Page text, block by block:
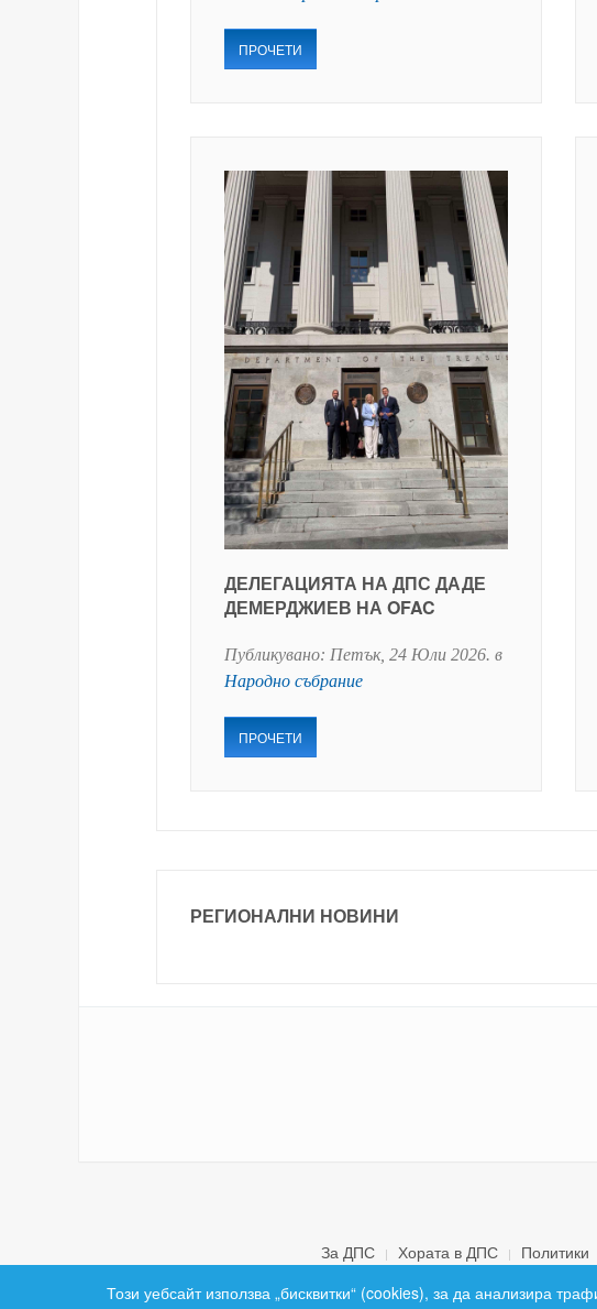
ПРОЧЕТИ
ДЕЛЕГАЦИЯТА НА ДПС ДАДЕ
ДЕМЕРДЖИЕВ НА OFAC
Публикувано: Петък, 24 Юли 2026. в
Народно събрание
ПРОЧЕТИ
РЕГИОНАЛНИ НОВИНИ
За ДПС Хората в ДПС Политики
Този уебсайт използва „бисквитки“ (cookies), за да анализира